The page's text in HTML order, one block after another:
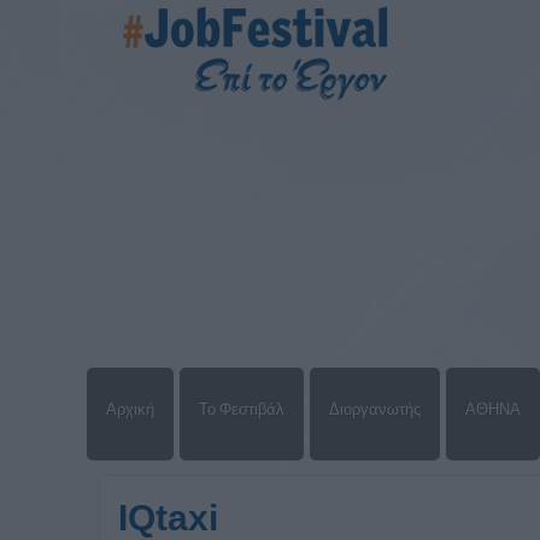
Αρχική Το Φεστιβάλ Διοργανωτής ΑΘΗΝΑ
IQtaxi